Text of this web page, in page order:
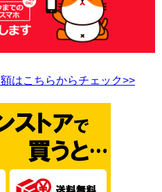
はこちらからチェック>>